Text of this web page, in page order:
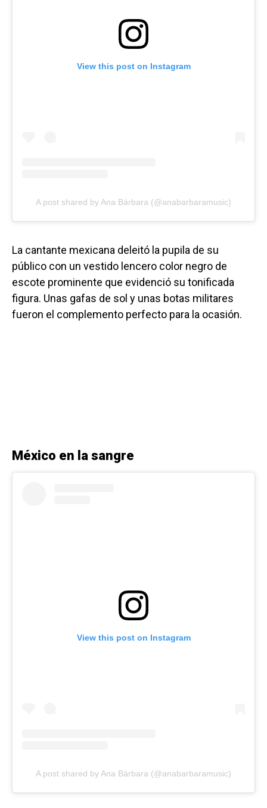
View this post on Instagram
A post shared by Ana Bárbara (@anabarbaramusic)
La cantante mexicana deleitó la pupila de su
público con un vestido lencero color negro de
escote prominente que evidenció su tonificada
figura. Unas gafas de sol y unas botas militares
fueron el complemento perfecto para la ocasión.
México en la sangre
View this post on Instagram
A post shared by Ana Bárbara (@anabarbaramusic)